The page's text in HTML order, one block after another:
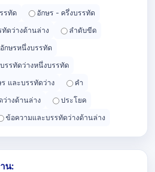
รทัด
อักษร - ครึ่งบรรทัด
ดว่างด้านล่าง
ลำดับขีด
กษรหนึ่งบรรทัด
รรทัดว่างหนึ่งบรรทัด
และบรรทัดว่าง
คำ
างด้านล่าง
ประโยค
ข้อความและบรรทัดว่างด้านล่าง
น: